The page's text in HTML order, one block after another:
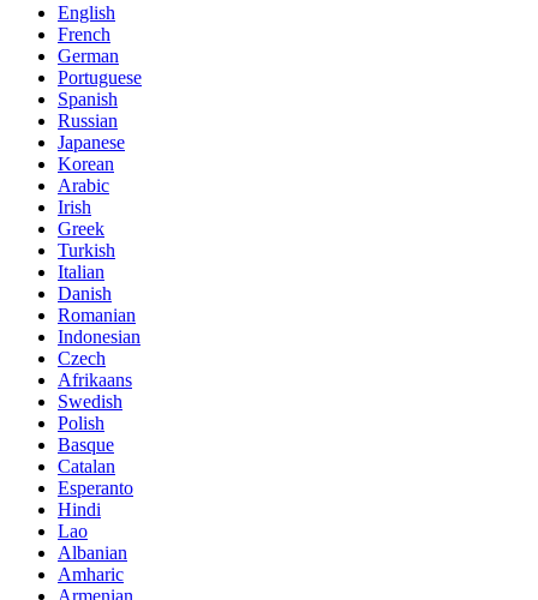
English
French
German
Portuguese
Spanish
Russian
Japanese
Korean
Arabic
Irish
Greek
Turkish
Italian
Danish
Romanian
Indonesian
Czech
Afrikaans
Swedish
Polish
Basque
Catalan
Esperanto
Hindi
Lao
Albanian
Amharic
Armenian